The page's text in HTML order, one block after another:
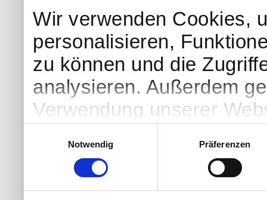
Wir verwenden Cookies,
personalisieren,
zu können und die
analysieren. Außerdem
Verwendung unserer
Partner führen diese
weiteren Daten
Notwendig
Präferenzen